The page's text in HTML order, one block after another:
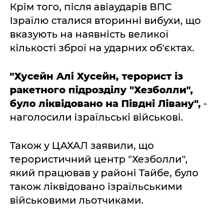
Крім того, після авіаударів ВПС
Ізраїлю сталися вторинні вибухи, що
вказують на наявність великої
кількості зброї на ударних об'єктах.
"Хусейн Алі Хусейн, терорист із
ракетного підрозділу "Хезболли",
було ліквідовано на Півдні Лівану", -
наголосили ізраїльські військові.
Також у ЦАХАЛ заявили, що
терористичний центр "Хезболли",
який працював у районі Тайбе, було
також ліквідовано ізраїльськими
військовими льотчиками.